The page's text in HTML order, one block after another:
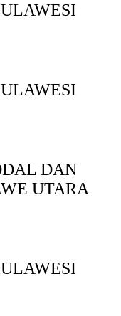
DAN
UTARA